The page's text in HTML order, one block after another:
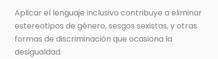
Aplicar el lenguaje inclusivo contribuye a eliminar
estereotipos de género, sesgos sexistas, y otras
formas de discriminación que ocasiona la
desigualdad.